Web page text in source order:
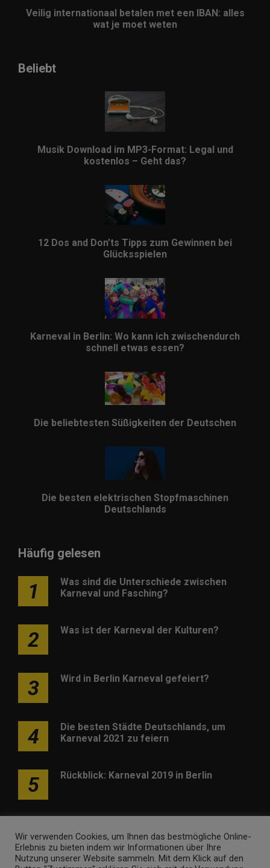
Veilig internationaal betalen met een IBAN: alles
wat je moet weten
Beliebt
Musik Download im MP3-Format: Legal und
kostenlos – Geht das?
12 Dos and Don’ts Tipps zum Gewinnen bei
Glücksspielen
Karneval in Berlin: Wo kann ich zwischendurch
schnell etwas essen?
Die beliebtesten Süßigkeiten der Deutschen
Die besten elektrischen Stopfmaschinen
Deutschlands
Häufig gelesen
1
Was sind die Unterschiede zwischen
Karneval und Fasching?
2 Was ist der Karneval der Kulturen?
3 Wird in Berlin Karneval gefeiert?
4
Die besten Städte Deutschlands, um
Karneval 2021 zu feiern
5 Rückblick: Karneval 2019 in Berlin
Wir verwenden Cookies, um Ihnen das bestmögliche Online-
Erlebnis zu bieten indem wir Informationen über Ihre
Nutzung unserer Website sammeln. Mit dem Klick auf den